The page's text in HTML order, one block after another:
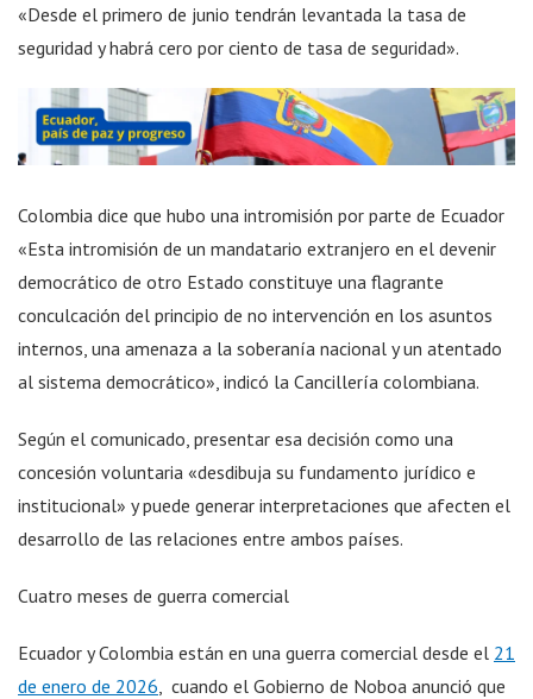
«Desde el primero de junio tendrán levantada la tasa de
seguridad y habrá cero por ciento de tasa de seguridad».
Colombia dice que hubo una intromisión por parte de Ecuador
«Esta intromisión de un mandatario extranjero en el devenir
democrático de otro Estado constituye una flagrante
conculcación del principio de no intervención en los asuntos
internos, una amenaza a la soberanía nacional y un atentado
al sistema democrático», indicó la Cancillería colombiana.
Según el comunicado, presentar esa decisión como una
concesión voluntaria «desdibuja su fundamento jurídico e
institucional» y puede generar interpretaciones que afecten el
desarrollo de las relaciones entre ambos países.
Cuatro meses de guerra comercial
Ecuador y Colombia están en una guerra comercial desde el 21
de enero de 2026 , cuando el Gobierno de Noboa anunció que